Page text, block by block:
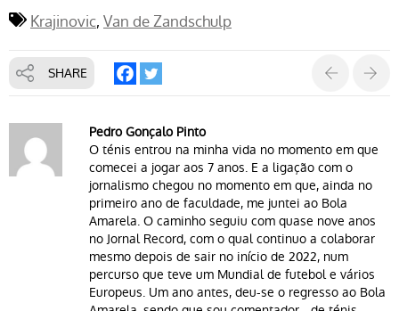
Krajinovic Van de Zandschulp
SHARE
Pedro Gonçalo Pinto
O ténis entrou na minha vida no momento em que
comecei a jogar aos 7 anos. E a ligação com o
jornalismo chegou no momento em que, ainda no
primeiro ano de faculdade, me juntei ao Bola
Amarela. O caminho seguiu com quase nove anos
no Jornal Record, com o qual continuo a colaborar
mesmo depois de sair no início de 2022, num
percurso que teve um Mundial de futebol e vários
Europeus. Um ano antes, deu-se o regresso ao Bola